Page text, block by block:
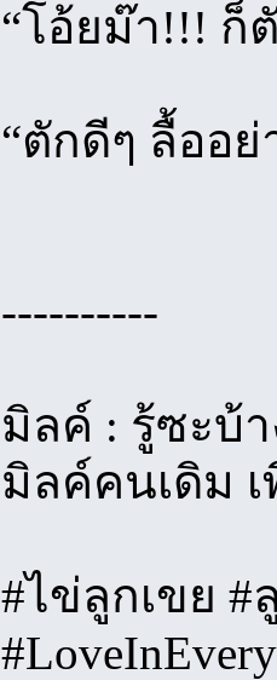
“โอ้ยม๊า!!! ก็
“ตักดีๆ ลื้ออ
----------
มิลค์ : รู้ซะบ้า
มิลค์คนเดิม
#ไข่ลูกเขย